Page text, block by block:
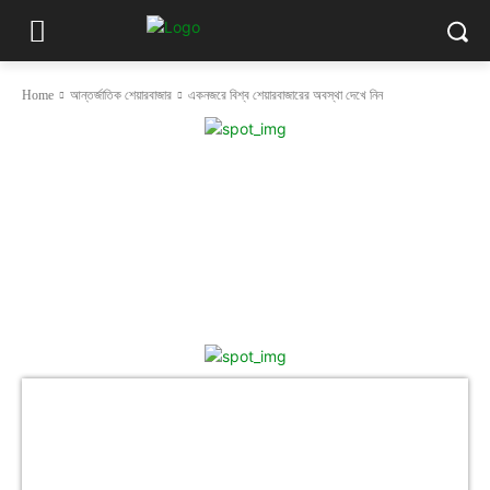
Home আন্তর্জাতিক শেয়ারবাজার একনজরে বিশ্ব শেয়ারবাজারের অবস্থা দেখে নিন